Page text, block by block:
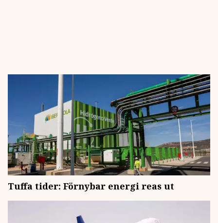
Tuffa tider: Förnybar energi reas ut